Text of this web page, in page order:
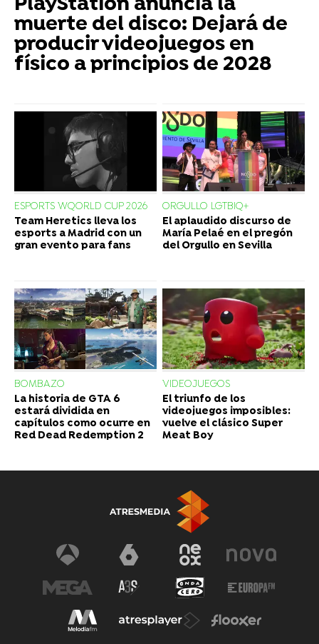
PlayStation anuncia la
muerte del disco: Dejará de
producir videojuegos en
físico a principios de 2028
ESPORTS WQORLD CUP 2026
Team Heretics lleva los
esports a Madrid con un
gran evento para fans
ORGULLO LGTBIQ+
El aplaudido discurso de
María Pelaé en el pregón
del Orgullo en Sevilla
BOMBAZO
La historia de GTA 6
estará dividida en
capítulos como ocurre en
Red Dead Redemption 2
VIDEOJUEGOS
El triunfo de los
videojuegos imposibles:
vuelve el clásico Super
Meat Boy